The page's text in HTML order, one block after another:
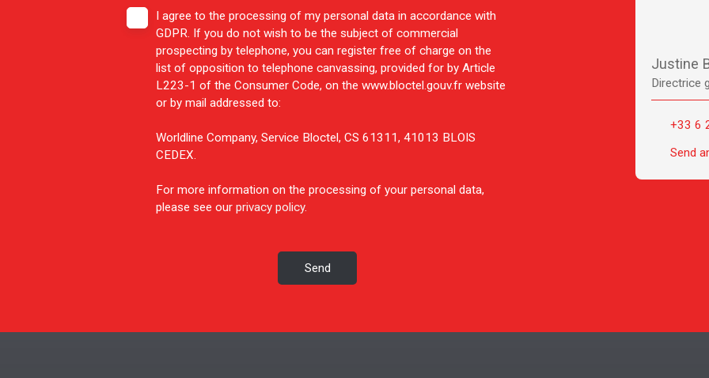
I agree to the processing of my personal data in accordance with
GDPR. If you do not wish to be the subject of commercial
prospecting by telephone, you can register free of charge on the
list of opposition to telephone canvassing, provided for by Article
L223-1 of the Consumer Code, on the www.bloctel.gouv.fr website
or by mail addressed to:
Worldline Company, Service Bloctel, CS 61311, 41013 BLOIS
CEDEX.
For more information on the processing of your personal data,
please see our privacy policy.
Send
Justine
Directrice
+33 6
Send